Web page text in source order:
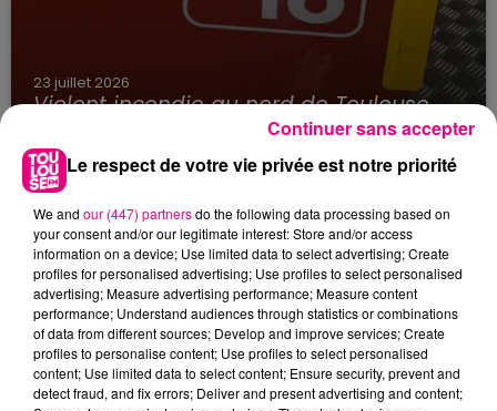
23 juillet 2026
Violent incendie au nord de Toulouse
Le respect de votre vie privée est notre priorité
We and our (447) partnersdo the following data processing based on
your consent and/or our legitimate interest: Store and/or access
information on a device; Use limited data to select advertising; Create
profiles for personalised advertising; Use profiles to select personalised
advertising; Measure advertising performance; Measure content
performance; Understand audiences through statistics or combinations
of data from different sources; Develop and improve services; Create
profiles to personalise content; Use profiles to select personalised
content; Use limited data to select content; Ensure security, prevent and
detect fraud, and fix errors; Deliver and present advertising and content;
Continuer sans accepter